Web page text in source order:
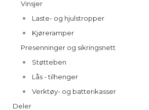
Vinsjer
Laste- og hjulstropper
Kjøreramper
Presenninger og sikringsnett
Støtteben
Lås - tilhenger
Verktøy- og batterikasser
Deler